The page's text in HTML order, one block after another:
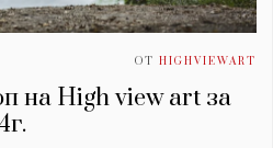
ОТ HIGHVIEWART
на High view art за